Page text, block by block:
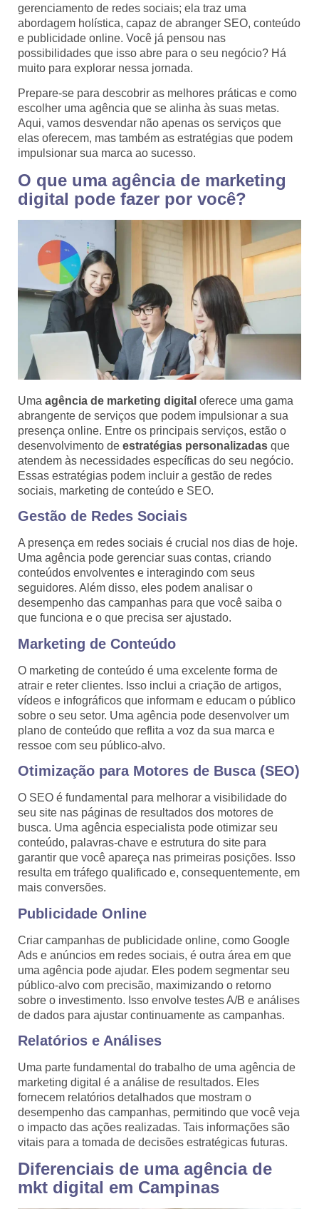
gerenciamento de redes sociais; ela traz uma
abordagem holística, capaz de abranger SEO, conteúdo
e publicidade online. Você já pensou nas
possibilidades que isso abre para o seu negócio? Há
muito para explorar nessa jornada.
Prepare-se para descobrir as melhores práticas e como
escolher uma agência que se alinha às suas metas.
Aqui, vamos desvendar não apenas os serviços que
elas oferecem, mas também as estratégias que podem
impulsionar sua marca ao sucesso.
O que uma agência de marketing
digital pode fazer por você?
Uma agência de marketing digital oferece uma gama
abrangente de serviços que podem impulsionar a sua
presença online. Entre os principais serviços, estão o
desenvolvimento de estratégias personalizadas que
atendem às necessidades específicas do seu negócio.
Essas estratégias podem incluir a gestão de redes
sociais, marketing de conteúdo e SEO.
Gestão de Redes Sociais
A presença em redes sociais é crucial nos dias de hoje.
Uma agência pode gerenciar suas contas, criando
conteúdos envolventes e interagindo com seus
seguidores. Além disso, eles podem analisar o
desempenho das campanhas para que você saiba o
que funciona e o que precisa ser ajustado.
Marketing de Conteúdo
O marketing de conteúdo é uma excelente forma de
atrair e reter clientes. Isso inclui a criação de artigos,
vídeos e infográficos que informam e educam o público
sobre o seu setor. Uma agência pode desenvolver um
plano de conteúdo que reflita a voz da sua marca e
ressoe com seu público-alvo.
Otimização para Motores de Busca (SEO)
O SEO é fundamental para melhorar a visibilidade do
seu site nas páginas de resultados dos motores de
busca. Uma agência especialista pode otimizar seu
conteúdo, palavras-chave e estrutura do site para
garantir que você apareça nas primeiras posições. Isso
resulta em tráfego qualificado e, consequentemente, em
mais conversões.
Publicidade Online
Criar campanhas de publicidade online, como Google
Ads e anúncios em redes sociais, é outra área em que
uma agência pode ajudar. Eles podem segmentar seu
público-alvo com precisão, maximizando o retorno
sobre o investimento. Isso envolve testes A/B e análises
de dados para ajustar continuamente as campanhas.
Relatórios e Análises
Uma parte fundamental do trabalho de uma agência de
marketing digital é a análise de resultados. Eles
fornecem relatórios detalhados que mostram o
desempenho das campanhas, permitindo que você veja
o impacto das ações realizadas. Tais informações são
vitais para a tomada de decisões estratégicas futuras.
Diferenciais de uma agência de
mkt digital em Campinas